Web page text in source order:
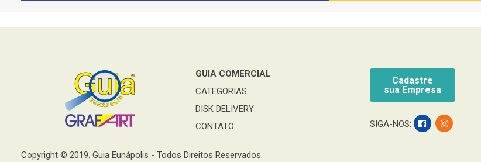
GUIA COMERCIAL
CATEGORIAS
DISK DELIVERY
CONTATO
Cadastre
sua Empresa
SIGA-NOS:
Copyright © 2019. Guia Eunápolis - Todos Direitos Reservados.